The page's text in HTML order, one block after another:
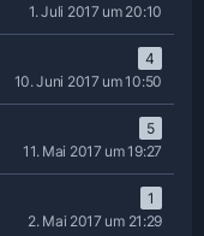
1. Juli 2017 um 20:10
4
10. Juni 2017 um 10:50
5
11. Mai 2017 um 19:27
1
2. Mai 2017 um 21:29